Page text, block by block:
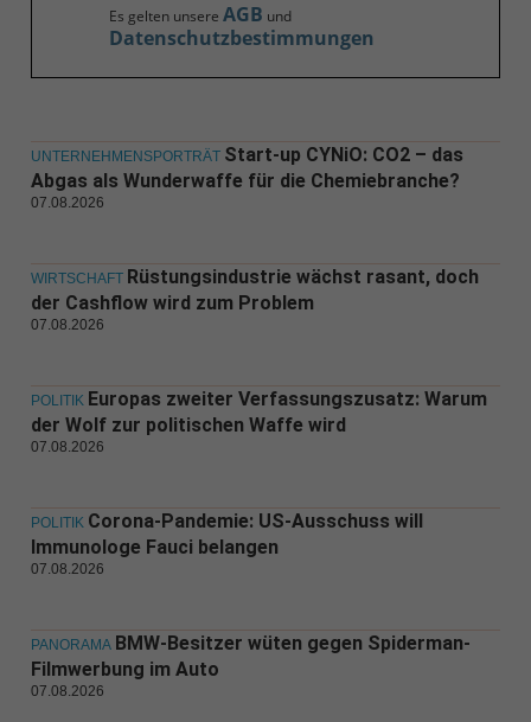
Es gelten unsere AGB und
Datenschutzbestimmungen
UNTERNEHMENSPORTRÄT Start-up CYNiO: CO2 – das
Abgas als Wunderwaffe für die Chemiebranche?
07.08.2026
WIRTSCHAFT Rüstungsindustrie wächst rasant, doch
der Cashflow wird zum Problem
07.08.2026
POLITIK Europas zweiter Verfassungszusatz: Warum
der Wolf zur politischen Waffe wird
07.08.2026
POLITIK Corona-Pandemie: US-Ausschuss will
Immunologe Fauci belangen
07.08.2026
PANORAMA BMW-Besitzer wüten gegen Spiderman-
Filmwerbung im Auto
07.08.2026